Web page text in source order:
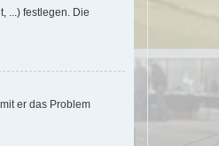
...) festlegen. Die
er das Problem